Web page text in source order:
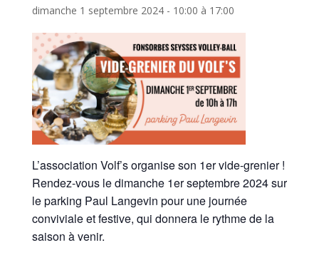
dimanche 1 septembre 2024 - 10:00 à 17:00
L’association Volf’s organise son 1er vide-grenier !
Rendez-vous le dimanche 1er septembre 2024 sur
le parking Paul Langevin pour une journée
conviviale et festive, qui donnera le rythme de la
saison à venir.